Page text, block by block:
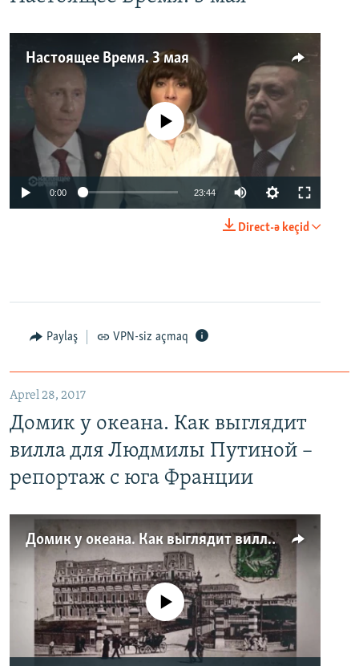
Настоящее Время. 3 мая
No media source currently available
0:00 23:44
Direct-ə keçid
Paylaş VPN-siz açmaq
Aprel 28, 2017
Домик у океана. Как выглядит
вилла для Людмилы Путиной –
репортаж с юга Франции
Домик у океана. Как выглядит вилла для Людмилы Путиной – репортаж с юга Франции
No media source currently available